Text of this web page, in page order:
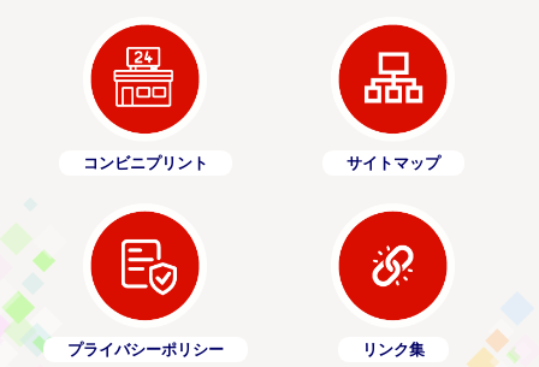
コンビニプリント サイトマップ
プライバシーポリシー リンク集